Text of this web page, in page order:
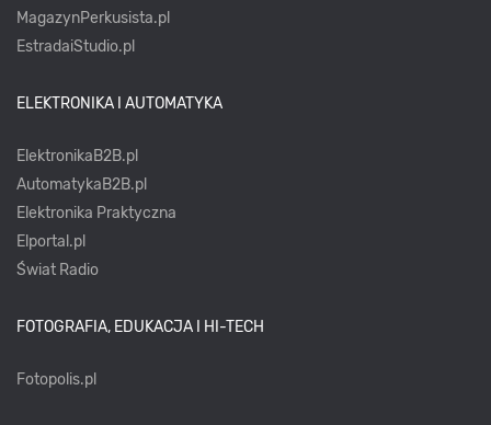
MagazynPerkusista.pl
EstradaiStudio.pl
ELEKTRONIKA I AUTOMATYKA
ElektronikaB2B.pl
AutomatykaB2B.pl
Elektronika Praktyczna
Elportal.pl
Świat Radio
FOTOGRAFIA, EDUKACJA I HI-TECH
Fotopolis.pl